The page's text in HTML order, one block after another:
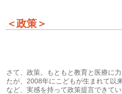
＜政策＞
さて、政策。もともと教育と医療に
たが、2008年にこどもが生まれて以
など、実感を持って政策提言できてい